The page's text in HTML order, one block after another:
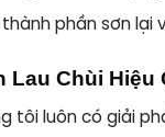
phần sơn lại
Chùi Hiệu
tôi luôn có giải